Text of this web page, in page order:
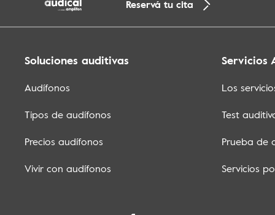
Reservá tu cita
Soluciones auditivas
Audífonos
Tipos de audífonos
Precios audífonos
Vivir con audífonos
Servicios
Los
Test
Prueba de
Servicios